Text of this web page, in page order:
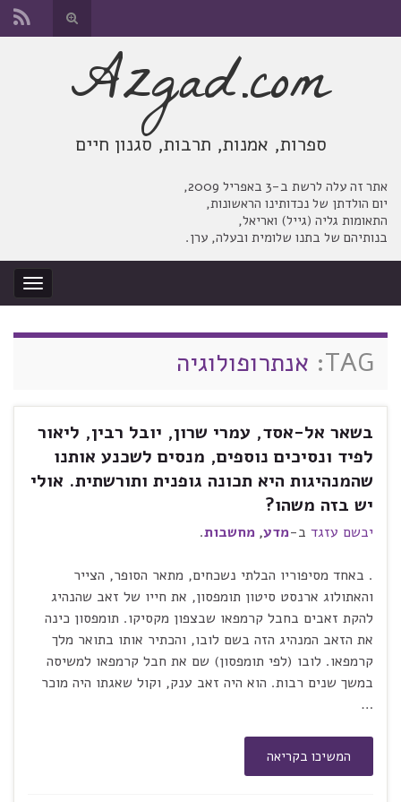
החלף
טופס
אתר זה עלה לרשת ב-3 באפריל 2009,
יום הולדתן של נכדותינו הראשונות,
התאומות גליה (גייל) ואריאל,
בנותיהם של בתנו שלומית ובעלה, ערן.
החלף
ניווט
Azgad.com
ספרות, אמנות, תרבות, סגנון חיים
TAG: אנתרופולוגיה
בשאר אל-אסד, עמרי שרון, יובל רבין, ליאור
לפיד ונסיכים נוספים, מנסים לשכנע אותנו
שהמנהיגות היא תכונה גופנית ותורשתית. אולי
יש בזה משהו?
יבשם עזגד ב-מדע, מחשבות.
. באחד מסיפוריו הבלתי נשכחים, מתאר הסופר, הצייר
והאתולוג ארנסט סיטון תומפסון, את חייו של זאב שהנהיג
להקת זאבים בחבל קרמפאו שבצפון מקסיקו. תומפסון כינה
את הזאב המנהיג הזה בשם לובו, והכתיר אותו בתואר מלך
קרמפאו. לובו (לפי תומפסון) שם את חבל קרמפאו למשיסה
במשך שנים רבות. הוא היה זאב ענק, וקול שאגתו היה מוכר
…
המשיכו בקריאה